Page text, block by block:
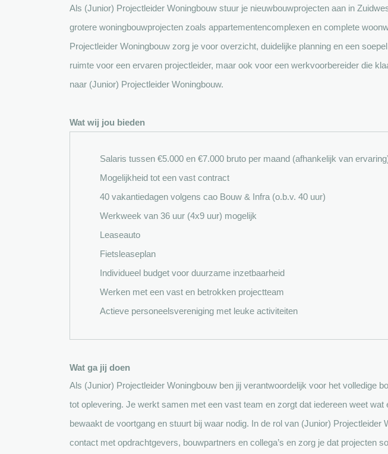
Als (Junior) Projectleider Woningbouw stuur je nieuwbouwprojecten aan in
grotere woningbouwprojecten zoals appartementencomplexen en complete
Projectleider Woningbouw zorg je voor overzicht, duidelijke planning en een
ruimte voor een ervaren projectleider, maar ook voor een werkvoorbereider die
naar (Junior) Projectleider Woningbouw.
Wat wij jou bieden
Salaris tussen €5.000 en €7.000 bruto per maand (afhankelijk van
Mogelijkheid tot een vast contract
40 vakantiedagen volgens cao Bouw & Infra (o.b.v. 40 uur)
Werkweek van 36 uur (4x9 uur) mogelijk
Leaseauto
Fietsleaseplan
Individueel budget voor duurzame inzetbaarheid
Werken met een vast en betrokken projectteam
Actieve personeelsvereniging met leuke activiteiten
Wat ga jij doen
Als (Junior) Projectleider Woningbouw ben jij verantwoordelijk voor het volledige
tot oplevering. Je werkt samen met een vast team en zorgt dat iedereen weet wat
bewaakt de voortgang en stuurt bij waar nodig. In de rol van (Junior) Projectleider
contact met opdrachtgevers, bouwpartners en collega’s en zorg je dat projecten